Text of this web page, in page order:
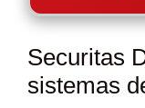
Securitas
sistemas